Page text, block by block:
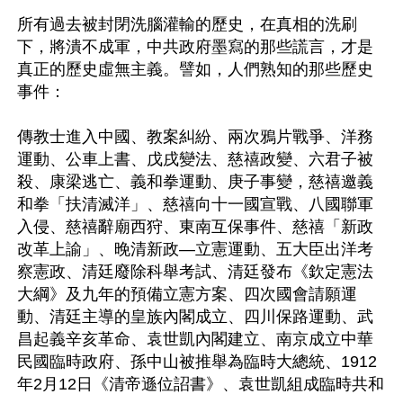
所有過去被封閉洗腦灌輸的歷史，在真相的洗刷
下，將潰不成軍，中共政府墨寫的那些謊言，才是
真正的歷史虛無主義。譬如，人們熟知的那些歷史
事件：
傳教士進入中國、教案糾紛、兩次鴉片戰爭、洋務
運動、公車上書、戊戌變法、慈禧政變、六君子被
殺、康梁逃亡、義和拳運動、庚子事變，慈禧邀義
和拳「扶清滅洋」、慈禧向十一國宣戰、八國聯軍
入侵、慈禧辭廟西狩、東南互保事件、慈禧「新政
改革上諭」、晚清新政—立憲運動、五大臣出洋考
察憲政、清廷廢除科舉考試、清廷發布《欽定憲法
大綱》及九年的預備立憲方案、四次國會請願運
動、清廷主導的皇族內閣成立、四川保路運動、武
昌起義辛亥革命、袁世凱內閣建立、南京成立中華
民國臨時政府、孫中山被推舉為臨時大總統、1912
年2月12日《清帝遜位詔書》、袁世凱組成臨時共和